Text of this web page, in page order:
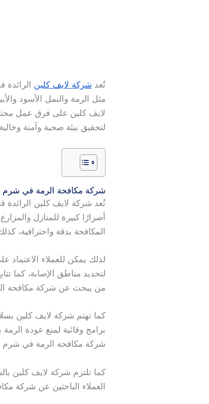
تُعد شركة لايف كلين
مثل الرمة والنمل الأسود
لايف كلين على فرق عمل
لتحقيق بيئة صحية وآمنة
شركة مكافحة الرمة في شرم
تُعد شركة لايف كلين
أضرارًا كبيرة للمنازل
المكافحة بدقة واحترافية،
لذلك يمكن للعملاء الاعتماد
لتحديد مناطق الإصابة، كما
من يبحث عن شركة مكافحة
كما تهتم شركة لايف كلين
برامج وقائية لمنع عودة
شركة مكافحة الرمة في شرم
كما تلتزم شركة لايف كلين
العملاء الباحثين عن شركة